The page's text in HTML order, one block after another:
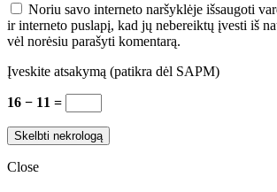
Noriu savo interneto naršyklėje išsaugoti
ir interneto puslapį, kad jų nebereiktų įvesti iš
vėl norėsiu parašyti komentarą.
Įveskite atsakymą (patikra dėl SAPM)
16 − 11 =
Close